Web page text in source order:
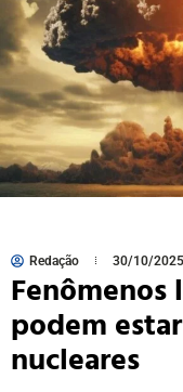
Redação 30/10/2025
Fenômenos
podem
nucleares